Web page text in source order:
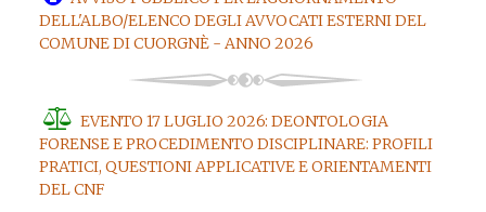
DELL'ALBO/ELENCO DEGLI AVVOCATI ESTERNI DEL
COMUNE DI CUORGNÈ - ANNO 2026
EVENTO 17 LUGLIO 2026: DEONTOLOGIA
FORENSE E PROCEDIMENTO DISCIPLINARE: PROFILI
PRATICI, QUESTIONI APPLICATIVE E ORIENTAMENTI
DEL CNF